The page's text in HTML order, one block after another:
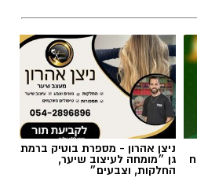
ניצן אהרון - מספרת בוטיק ברמת
גן ״מומחה לעיצוב שיער,
החלקות, וצבעים״